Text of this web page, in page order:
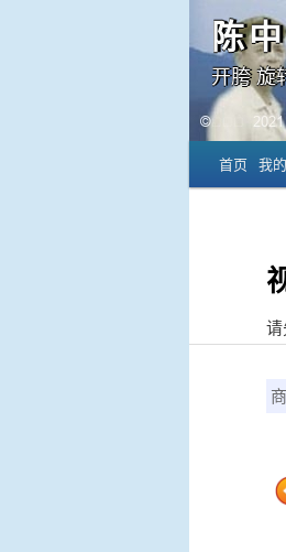
陈
开胯 旋
主菜单
跳至主
跳至副
首页 我的